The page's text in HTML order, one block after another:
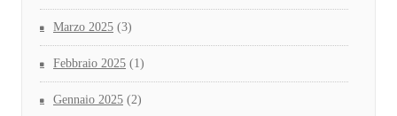
Marzo 2025 (3)
Febbraio 2025 (1)
Gennaio 2025 (2)